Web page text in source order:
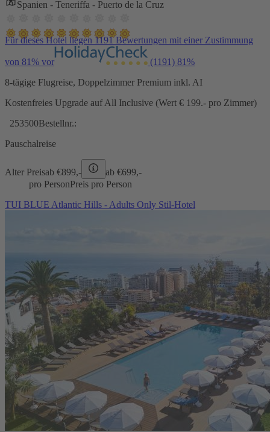
Spanien - Teneriffa - Puerto de la Cruz
Für dieses Hotel liegen 1191 Bewertungen mit einer Zustimmung
von 81% vor (1191) 81%
8-tägige Flugreise, Doppelzimmer Premium inkl. AI
Kostenfreies Upgrade auf All Inclusive (Wert € 199.- pro Zimmer)
253500Bestellnr.:
Pauschalreise
Alter Preisab €899,- ab €699,-
pro PersonPreis pro Person
TUI BLUE Atlantic Hills - Adults Only Stil-Hotel